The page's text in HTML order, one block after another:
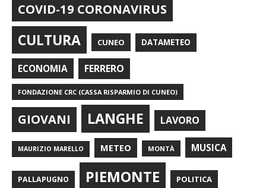
COVID-19 CORONAVIRUS
CULTURA CUNEO DATAMETEO
ECONOMIA FERRERO
FONDAZIONE CRC (CASSA RISPARMIO DI CUNEO)
GIOVANI LANGHE LAVORO
MAURIZIO MARELLO METEO MONTÀ MUSICA
PALLAPUGNO PIEMONTE POLITICA